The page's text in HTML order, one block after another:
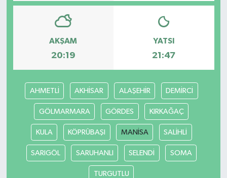
AKŞAM
20:19
YATSI
21:47
AHMETLİ AKHİSAR ALAŞEHİR DEMİRCİ
GÖLMARMARA GÖRDES KIRKAĞAÇ
KULA KÖPRÜBAŞI MANİSA SALİHLİ
SARIGÖL SARUHANLI SELENDİ SOMA
TURGUTLU